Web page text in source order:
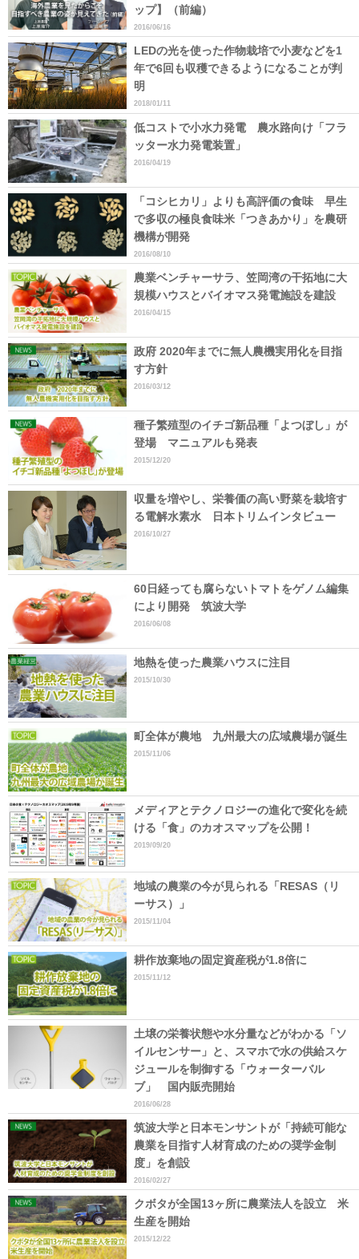
ップ】（前編）
2016/06/16
LEDの光を使った作物栽培で小麦などを1
年で6回も収穫できるようになることが判
明
2018/01/11
低コストで小水力発電 農水路向け「フラ
ッター水力発電装置」
2016/04/19
「コシヒカリ」よりも高評価の食味 早生
で多収の極良食味米「つきあかり」を農研
機構が開発
2016/08/10
農業ベンチャーサラ、笠岡湾の干拓地に大
規模ハウスとバイオマス発電施設を建設
2016/04/15
政府 2020年までに無人農機実用化を目指
す方針
2016/03/12
種子繁殖型のイチゴ新品種「よつぼし」が
登場 マニュアルも発表
2015/12/20
収量を増やし、栄養価の高い野菜を栽培す
る電解水素水 日本トリムインタビュー
2016/10/27
60日経っても腐らないトマトをゲノム編集
により開発 筑波大学
2016/06/08
地熱を使った農業ハウスに注目
2015/10/30
町全体が農地 九州最大の広域農場が誕生
2015/11/06
メディアとテクノロジーの進化で変化を続
ける「食」のカオスマップを公開！
2019/09/20
地域の農業の今が見られる「RESAS（リ
ーサス）」
2015/11/04
耕作放棄地の固定資産税が1.8倍に
2015/11/12
土壌の栄養状態や水分量などがわかる「ソ
イルセンサー」と、スマホで水の供給スケ
ジュールを制御する「ウォーターバル
ブ」 国内販売開始
2016/06/28
筑波大学と日本モンサントが「持続可能な
農業を目指す人材育成のための奨学金制
度」を創設
2016/02/27
クボタが全国13ヶ所に農業法人を設立 米
生産を開始
2015/12/22